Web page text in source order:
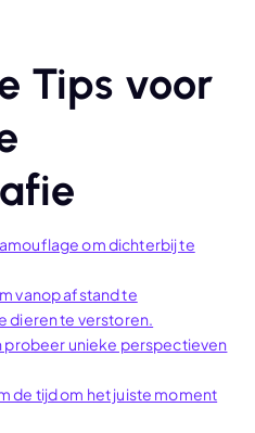
Tips voor
om dichterbij te
vanop afstand te
dieren te verstoren.
probeer unieke perspectieven
de tijd om het juiste moment